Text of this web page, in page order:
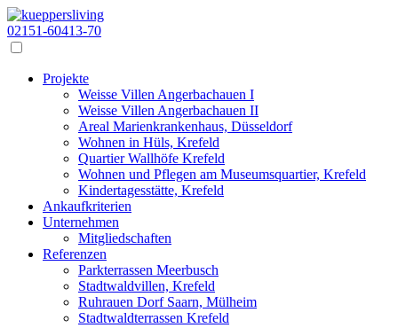
02151-60413-70
Projekte
Weisse Villen Angerbachauen I
Weisse Villen Angerbachauen II
Areal Marienkrankenhaus, Düsseldorf
Wohnen in Hüls, Krefeld
Quartier Wallhöfe Krefeld
Wohnen und Pflegen am Museumsquartier, Krefeld
Kindertagesstätte, Krefeld
Ankaufkriterien
Unternehmen
Mitgliedschaften
Referenzen
Parkterrassen Meerbusch
Stadtwaldvillen, Krefeld
Ruhrauen Dorf Saarn, Mülheim
Stadtwaldterrassen Krefeld